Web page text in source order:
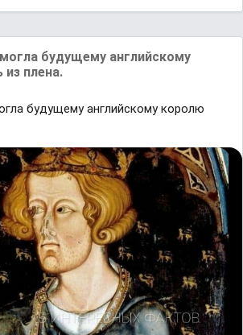
будущему английскому
плена.
будущему английскому королю